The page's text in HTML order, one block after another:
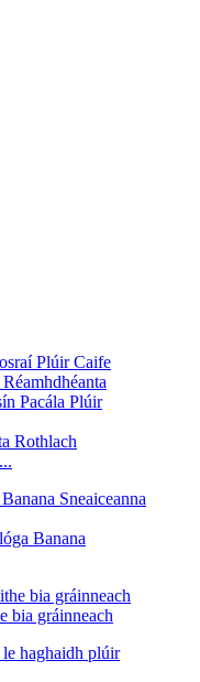
Rothlach
Banana
bia gráinneach